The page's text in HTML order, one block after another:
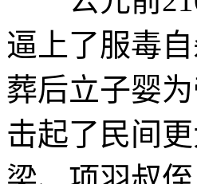
逼上了服毒
葬后立子婴
击起了民间